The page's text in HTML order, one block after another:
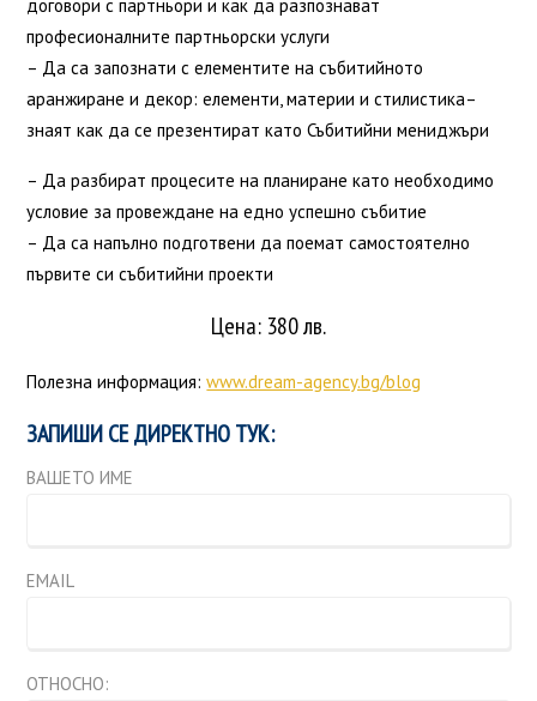
договори с партньори и как да разпознават
професионалните партньорски услуги
– Да са запознати с елементите на събитийното
аранжиране и декор: елементи, материи и стилистика–
знаят как да се презентират като Събитийни мениджъри
– Да разбират процесите на планиране като необходимо
условие за провеждане на едно успешно събитие
– Да са напълно подготвени да поемат самостоятелно
първите си събитийни проекти
Цена: 380 лв.
Полезна информация: www.dream-agency.bg/blog
ЗАПИШИ СЕ ДИРЕКТНО ТУК:
ВАШЕТО ИМЕ
EMAIL
ОТНОСНО: